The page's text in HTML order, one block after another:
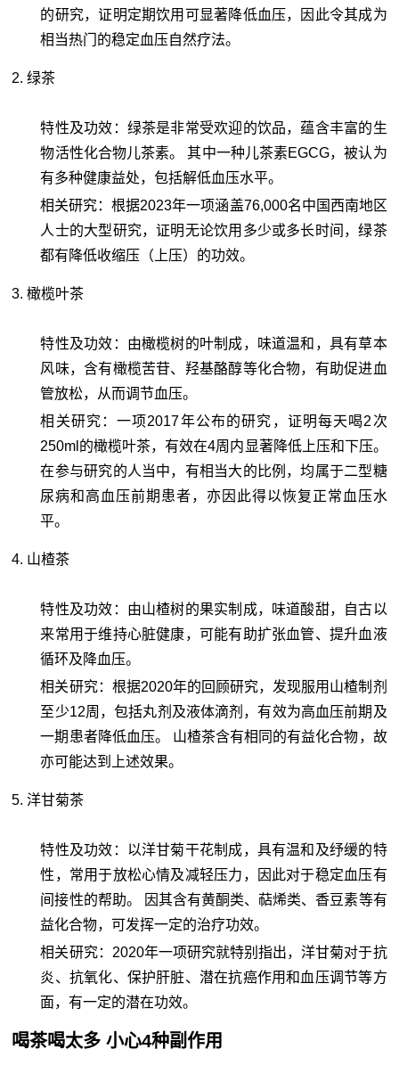
的研究，证明定期饮用可显著降低血压，因此令其成为
相当热门的稳定血压自然疗法。
2. 绿茶
特性及功效：绿茶是非常受欢迎的饮品，蕴含丰富的生
物活性化合物儿茶素。 其中一种儿茶素EGCG，被认为
有多种健康益处，包括解低血压水平。
相关研究：根据2023年一项涵盖76,000名中国西南地区
人士的大型研究，证明无论饮用多少或多长时间，绿茶
都有降低收缩压（上压）的功效。
3. 橄榄叶茶
特性及功效：由橄榄树的叶制成，味道温和，具有草本
风味，含有橄榄苦苷、羟基酪醇等化合物，有助促进血
管放松，从而调节血压。
相关研究：一项2017年公布的研究，证明每天喝2次
250ml的橄榄叶茶，有效在4周内显著降低上压和下压。
在参与研究的人当中，有相当大的比例，均属于二型糖
尿病和高血压前期患者，亦因此得以恢复正常血压水
平。
4. 山楂茶
特性及功效：由山楂树的果实制成，味道酸甜，自古以
来常用于维持心脏健康，可能有助扩张血管、提升血液
循环及降血压。
相关研究：根据2020年的回顾研究，发现服用山楂制剂
至少12周，包括丸剂及液体滴剂，有效为高血压前期及
一期患者降低血压。 山楂茶含有相同的有益化合物，故
亦可能达到上述效果。
5. 洋甘菊茶
特性及功效：以洋甘菊干花制成，具有温和及纾缓的特
性，常用于放松心情及减轻压力，因此对于稳定血压有
间接性的帮助。 因其含有黄酮类、萜烯类、香豆素等有
益化合物，可发挥一定的治疗功效。
相关研究：2020年一项研究就特别指出，洋甘菊对于抗
炎、抗氧化、保护肝脏、潜在抗癌作用和血压调节等方
面，有一定的潜在功效。
喝茶喝太多 小心4种副作用